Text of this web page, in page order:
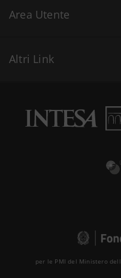
Area Utente
Altri Link
per le PMI del Ministero